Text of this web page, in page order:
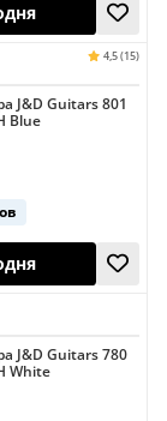
Сегодня
J&D Guitars 801
Blue
J&D Guitars 780
White